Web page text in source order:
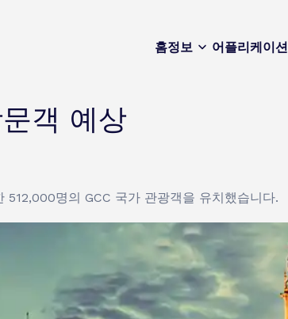
홈정보 어플리케이션
객 예상
명의 GCC 국가 관광객을 유치했습니다.